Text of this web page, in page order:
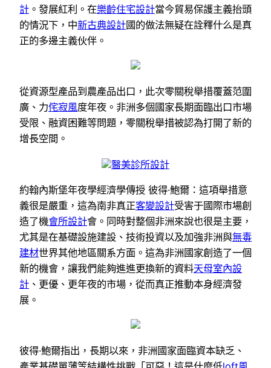
計 。發展紅利。在樂齡住宅設計當今貿易保護主義抬頭
的情況下，中新古典設計國的做法無疑在詮釋什么是真
正的多邊主義伙伴。
從資源型產品到農產品出口，此次零關稅舉措覆蓋范圍
廣、力侘寂風度年夜。非洲多個國家長期面臨出口市場
受限、融資困難等問題，零關稅舉措被認為打開了新的
增長空間。
醫美診所設計
約翰內斯堡年夜學經濟學傳授 彼得·鮑爾：這項舉措意
義很是嚴重，這為南非真正客變設計受害于國際市場創
造了機會所設計會。同時對整個非洲來說也很是主要，
尤其是在基礎設施建設、技術投資以及加強非洲與無毒
建材世界其他地區關系方面。這為非洲國家創造了一個
新的機會，讓我們能夠進進更換新的資料天母室內設
計 、更優、更年夜的市場，從而真正推動本身經濟發
展。
彼得·鮑爾指出，長期以來，非洲國家面臨資本缺乏、